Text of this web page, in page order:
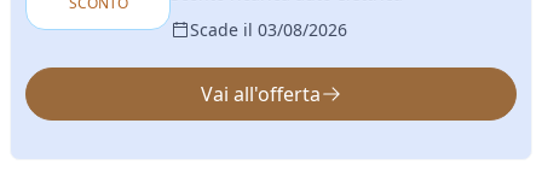
Scade il 03/08/2026
Vai all'offerta